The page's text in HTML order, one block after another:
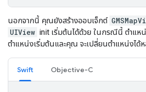
นอกจากนี้ คุณยังสร้างออบเจ็กต์
UIView init เริ่มต้นได้ด้วย ในกรณีนี้ ตำแห
ตำแหน่งเริ่มต้นและคุณ จะเปลี่ยนตำแหน่งได้ห
Swift Objective-C